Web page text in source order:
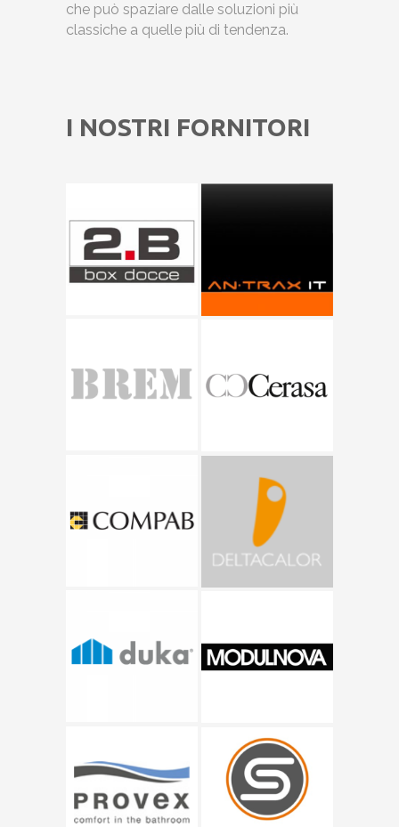
che può spaziare dalle soluzioni più
classiche a quelle più di tendenza.
I NOSTRI FORNITORI